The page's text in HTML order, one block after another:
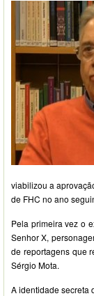
viabilizou a
de FHC no ano
Pela primeira vez o
Senhor X,
de reportagens que
Sérgio Mota.
A identidade secreta